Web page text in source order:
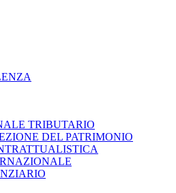
TRIBUTARIO
DEL PATRIMONIO